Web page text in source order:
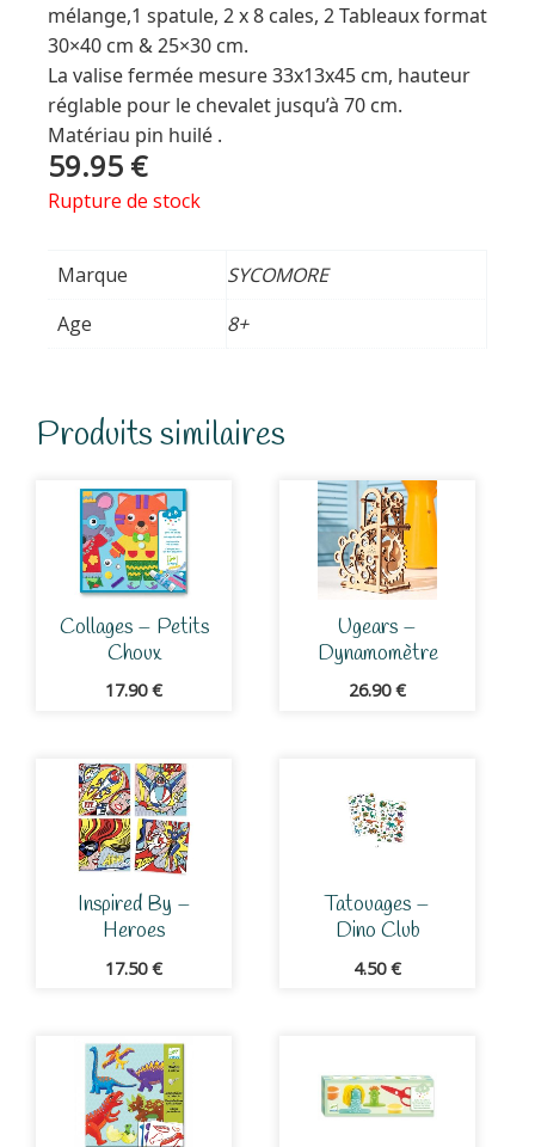
mélange,1 spatule, 2 x 8 cales, 2 Tableaux format
30×40 cm & 25×30 cm.
La valise fermée mesure 33x13x45 cm, hauteur
réglable pour le chevalet jusqu’à 70 cm.
Matériau pin huilé .
59.95 €
Rupture de stock
Marque
SYCOMORE
Age
8+
Produits similaires
Collages – Petits
Choux
17.90€
Ugears –
Dynamomètre
26.90€
Inspired By –
Heroes
17.50€
Tatouages –
Dino Club
4.50€